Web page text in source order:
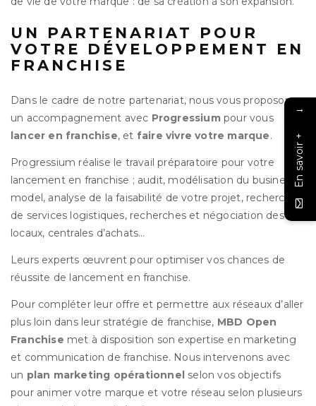
UN PARTENARIAT POUR
VOTRE DÉVELOPPEMENT EN
FRANCHISE
Dans le cadre de notre partenariat, nous vous proposons
un accompagnement avec Progressium pour vous
lancer en franchise, et faire vivre votre marque.
Progressium réalise le travail préparatoire pour votre
lancement en franchise ; audit, modélisation du business
model, analyse de la faisabilité de votre projet, recherche
de services logistiques, recherches et négociation des
locaux, centrales d’achats…
Leurs experts œuvrent pour optimiser vos chances de
réussite de lancement en franchise.
Pour compléter leur offre et permettre aux réseaux d’aller
plus loin dans leur stratégie de franchise, MBD Open
Franchise met à disposition son expertise en marketing
et communication de franchise. Nous intervenons avec
un plan marketing opérationnel selon vos objectifs
pour animer votre marque et votre réseau selon plusieurs
→
En savoir +